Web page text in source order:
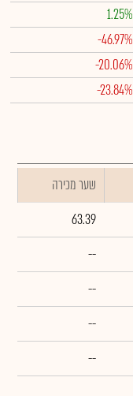
1.25%
-46.97%
-20.06%
-23.84%
שער מכירה
63.39
--
--
--
--